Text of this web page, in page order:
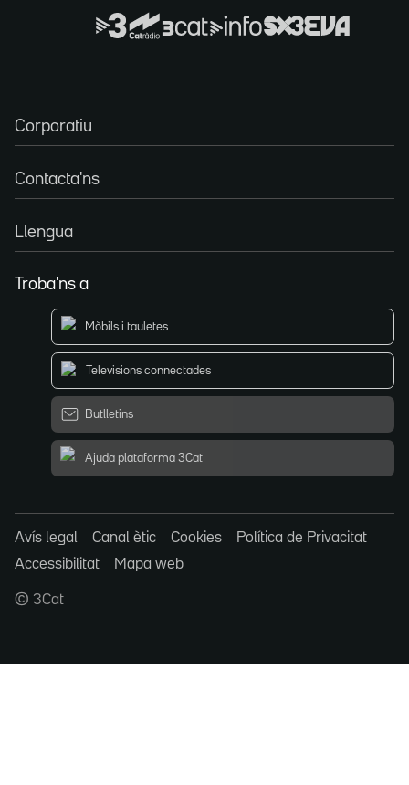
Corporatiu
Contacta'ns
Llengua
Troba'ns a
Mòbils i tauletes
Televisions connectades
Butlletins
Ajuda plataforma 3Cat
Avís legal Canal ètic Cookies
Política de Privacitat
Accessibilitat
Mapa web
© 3Cat